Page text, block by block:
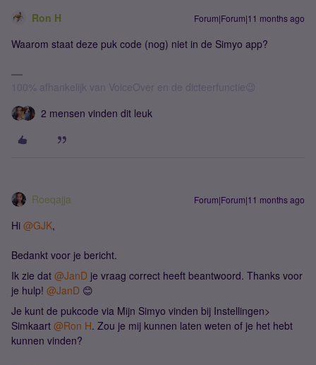
Ron H Forum|Forum|11 months ago
Waarom staat deze puk code (nog) niet in de Simyo app?
100% afhankelijk van VoiceOver en de dicteerfunctie😉
2 mensen vinden dit leuk
Roeqajja Forum|Forum|11 months ago
Hi ​ @GJK,
Bedankt voor je bericht.
Ik zie dat ​ @JanD je vraag correct heeft beantwoord. Thanks voor
je hulp! ​ @JanD 😊
Je kunt de pukcode via Mijn Simyo vinden bij Instellingen>
Simkaart ​ @Ron H. Zou je mij kunnen laten weten of je het hebt
kunnen vinden?